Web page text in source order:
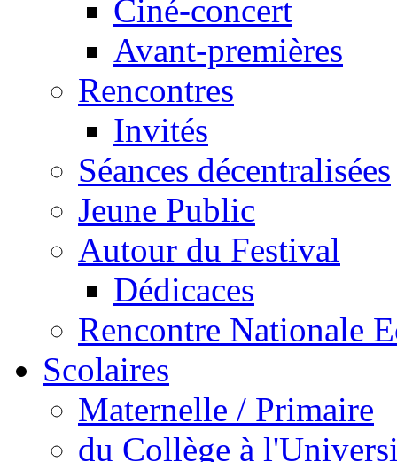
Ciné-concert
Avant-premières
Rencontres
Invités
Séances décentralisées
Jeune Public
Autour du Festival
Dédicaces
Rencontre Nationale
Scolaires
Maternelle / Primaire
du Collège à